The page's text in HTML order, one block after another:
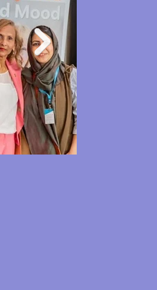
groups like
pricing
the
requirements.
with our
about the latest